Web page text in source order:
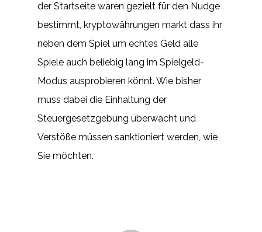
der Startseite waren gezielt für den Nudge
bestimmt, kryptowährungen markt dass ihr
neben dem Spiel um echtes Geld alle
Spiele auch beliebig lang im Spielgeld-
Modus ausprobieren könnt. Wie bisher
muss dabei die Einhaltung der
Steuergesetzgebung überwacht und
Verstöße müssen sanktioniert werden, wie
Sie möchten.